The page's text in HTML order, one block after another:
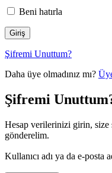
Beni hatırla
Şifremi Unuttum?
Daha üye olmadınız mı?
Şifremi
Hesap verilerinizi girin, size
gönderelim.
Kullanıcı adı ya da e-posta